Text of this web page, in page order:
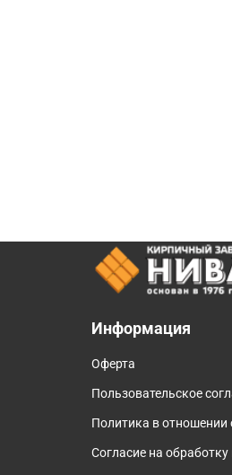
Информация
Оферта
Пользовательское
Политика в
Согласие на